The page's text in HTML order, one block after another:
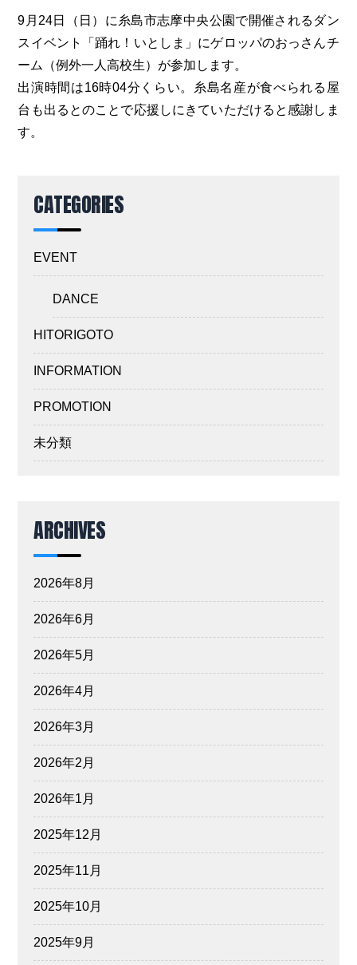
9月24日（日）に糸島市志摩中央公園で開催されるダン
スイベント「踊れ！いとしま」にゲロッパのおっさんチ
ーム（例外一人高校生）が参加します。
出演時間は16時04分くらい。糸島名産が食べられる屋
台も出るとのことで応援しにきていただけると感謝しま
す。
CATEGORIES
EVENT
DANCE
HITORIGOTO
INFORMATION
PROMOTION
未分類
ARCHIVES
2026年8月
2026年6月
2026年5月
2026年4月
2026年3月
2026年2月
2026年1月
2025年12月
2025年11月
2025年10月
2025年9月